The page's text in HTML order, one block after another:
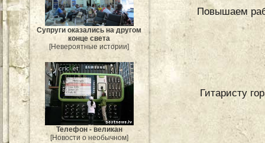
Супруги оказались на другом
конце света
[Невероятные истории]
Телефон - великан
[Новости о необычном]
Повышаем
Гитаристу